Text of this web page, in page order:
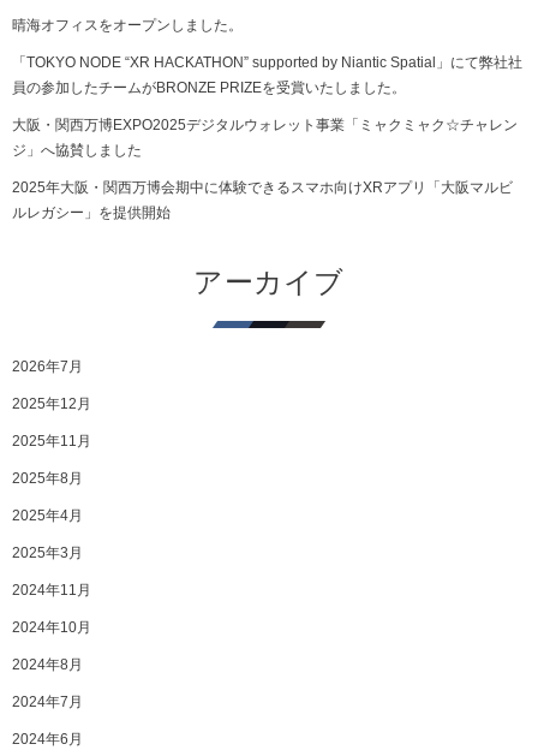
晴海オフィスをオープンしました。
「TOKYO NODE “XR HACKATHON” supported by Niantic Spatial」にて弊社社
員の参加したチームがBRONZE PRIZEを受賞いたしました。
大阪・関西万博EXPO2025デジタルウォレット事業「ミャクミャク☆チャレン
ジ」へ協賛しました
2025年大阪・関西万博会期中に体験できるスマホ向けXRアプリ「大阪マルビ
ルレガシー」を提供開始
アーカイブ
2026年7月
2025年12月
2025年11月
2025年8月
2025年4月
2025年3月
2024年11月
2024年10月
2024年8月
2024年7月
2024年6月